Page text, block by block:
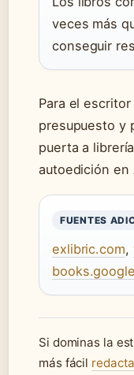
veces más
conseguir
Para el
presupuesto y
puerta a
autoedición en
FUENTES
exlibric.com,
Si dominas la
más fácil